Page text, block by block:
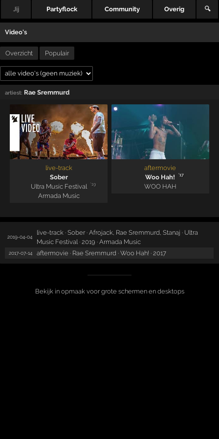
Jij Partyflock Community Overig 🔍
Video's
Overzicht Populair
artiest: Rae Sremmurd
live-track
Sober
Ultra Music Festival
'19
Armada Music
aftermovie
Woo Hah!
'17
WOO HAH
2019-04-04
live-track · Sober · Afrojack, Rae Sremmurd, Stanaj · Ultra
Music Festival · 2019 · Armada Music
2017-07-14 aftermovie · Rae Sremmurd · Woo Hah! · 2017
Bekijk in opmaak voor grote schermen en desktops